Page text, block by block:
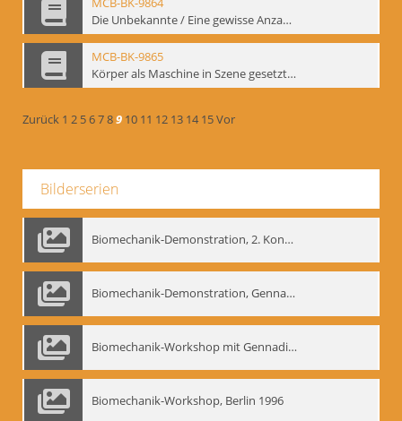
Die Unbekannte / Eine gewisse Anzahl Gespräche - interne Signatur: BM-prt-61
MCB-BK-9865
Körper als Maschine in Szene gesetzt. „bat“-Studiotheater mit Neuinszenierungen - interne Signatur: BM-prt-62
Zurück 1 2 56789 10 11 12 13 14 15Vor
Bilderserien
Biomechanik-Demonstration, 2. Kongress der EMF, Mai 1995
Biomechanik-Demonstration, Gennadij Bogdanow im Berliner Ensemble, 04.10.1991
Biomechanik-Workshop mit Gennadij Nikolajewitsch Bogdanow im Mime Centrum Berlin, 1991
Biomechanik-Workshop, Berlin 1996